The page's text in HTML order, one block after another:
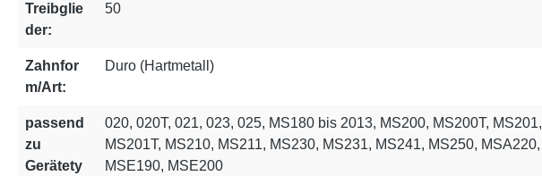
Treibglie
der:
50
Zahnfor
m/Art:
Duro (Hartmetall)
passend
zu
Gerätety
020, 020T, 021, 023, 025, MS180 bis 2013, MS200, MS200T, MS201,
MS201T, MS210, MS211, MS230, MS231, MS241, MS250, MSA220,
MSE190, MSE200